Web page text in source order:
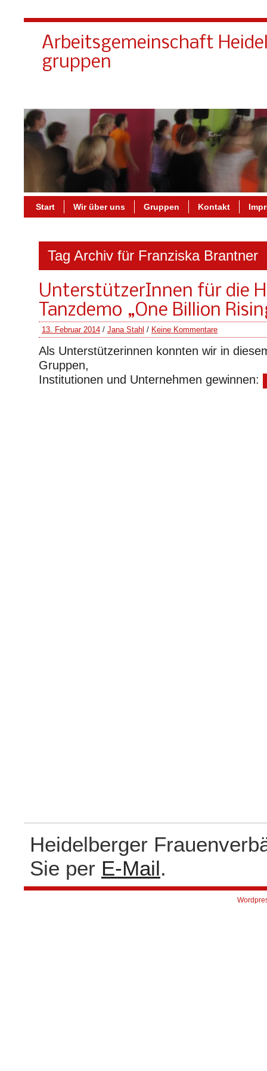
Arbeitsgemeinschaft
gruppen
Start Wir über uns Gruppen Kontakt
Tag Archiv für Franziska Brantner
UnterstützerInnen für die
Tanzdemo „One Billion
13. Februar 2014 / Jana Stahl / Keine Kommentare
Als Unterstützerinnen konnten wir in
Gruppen,
Institutionen und Unternehmen gewinnen:
Heidelberger
Sie per E-Mail.